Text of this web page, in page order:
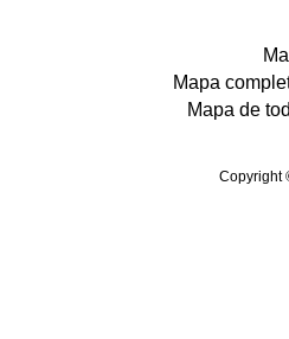
Mapa
Mapa de
Copyright